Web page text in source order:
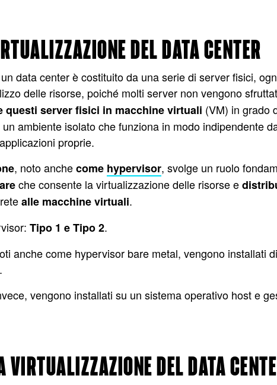
DEL DATA CENTER
data center è costituito da una serie di server fisici,
delle risorse, poiché molti server non vengono
questi server fisici in macchine virtuali (VM) in grado
ambiente isolato che funziona in modo indipendente
proprie.
, noto anchecome hypervisor, svolge un ruolo
che consente la virtualizzazione delle risorse e
alle macchine virtuali.
Tipo 1 e Tipo 2.
anche come hypervisor bare metal, vengono installati
vengono installati su un sistema operativo host e
VIRTUALIZZAZIONE DEL DATA